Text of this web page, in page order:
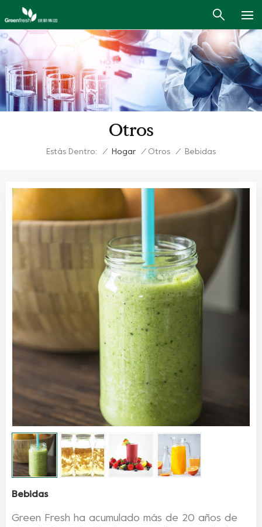
Otros
Estás Dentro: / Hogar / Otros / Bebidas
Bebidas
Green Fresh ha acumulado más de 20 años de